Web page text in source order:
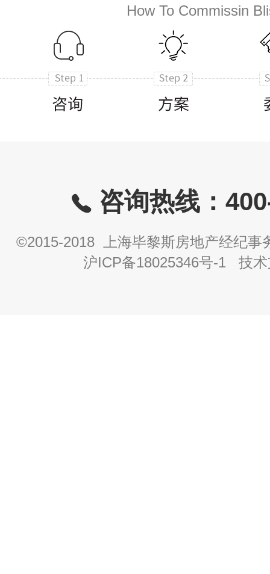
How To Commissin
咨询热线：
©2015-2018 上海毕黎斯房地产经纪事
沪ICP备18025346号-1 技术